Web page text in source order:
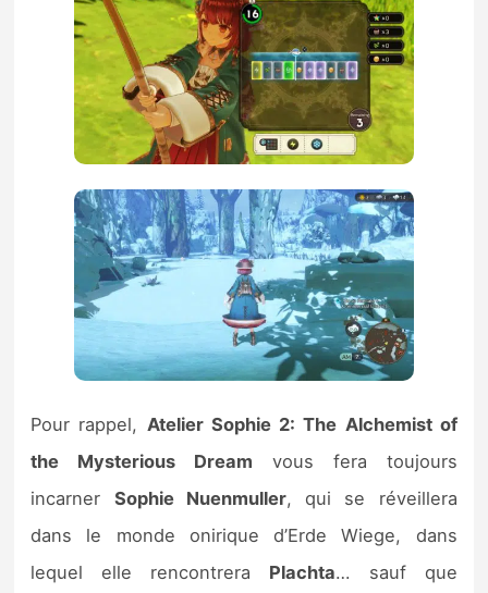
Pour rappel, Atelier Sophie 2: The Alchemist of
the Mysterious Dream vous fera toujours
incarner Sophie Nuenmuller, qui se réveillera
dans le monde onirique d’Erde Wiege, dans
lequel elle rencontrera Plachta… sauf que